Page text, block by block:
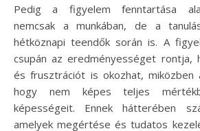
Pedig a figyelem fenntartása
nemcsak a munkában, de a
hétköznapi teendők során is. A
csupán az eredményességet rontja,
és frusztrációt is okozhat,
hogy nem képes teljes
képességeit. Ennek hátterében
amelyek megértése és tudatos